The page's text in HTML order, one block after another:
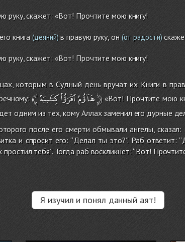
руку, скажет: «Вот! Прочтите мою книгу!
книга (деяний)в правую руку, он(от радости)
руку, скажет: «Вот! Прочтите мою книгу!
которым в Судный день вручат их Книги в
﴾ هَآؤُمُٱقْرَؤُاْكِتَـٰبيَهْ ﴿«Вот! Прочтите мою
одним из тех, кому Аллах заменил его дурные
после его смерти обмывали ангелы,
и спросит его: ‘‘Делал ты это?’’. Раб ответит:
тебя’’. Тогда раб воскликнет: ‘‘Вот!
Я изучил и понял данный аят!